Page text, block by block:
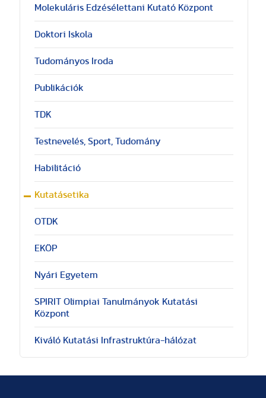
Molekuláris Edzésélettani Kutató Központ
Doktori Iskola
Tudományos Iroda
Publikációk
TDK
Testnevelés, Sport, Tudomány
Habilitáció
Kutatásetika
OTDK
EKÖP
Nyári Egyetem
SPIRIT Olimpiai Tanulmányok Kutatási
Központ
Kiváló Kutatási Infrastruktúra-hálózat